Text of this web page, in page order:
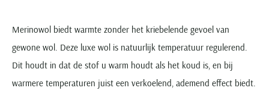
Merinowol biedt warmte zonder het kriebelende gevoel van
gewone wol. Deze luxe wol is natuurlijk temperatuur regulerend.
Dit houdt in dat de stof u warm houdt als het koud is, en bij
warmere temperaturen juist een verkoelend, ademend effect biedt.